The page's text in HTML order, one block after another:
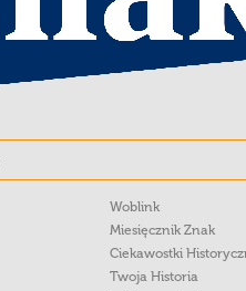
Woblink
Miesięcznik Znak
Ciekawostki
Twoja Historia